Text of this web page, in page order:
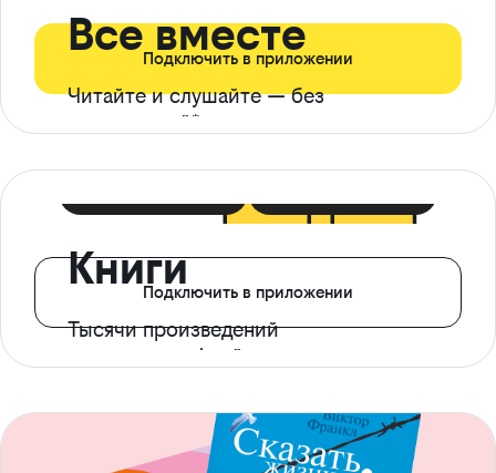
Все вместе
Читайте и слушайте — без
ограничений*
Подключить в приложении
Книги
Тысячи произведений
с доступом офлайн
Подключить в приложении